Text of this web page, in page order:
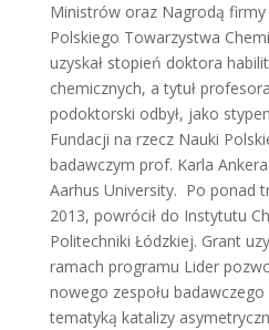
Ministrów oraz Nagrodą firmy
Polskiego Towarzystwa
uzyskał stopień doktora
chemicznych, a tytuł
podoktorski odbył, jako
Fundacji na rzecz Nauki
badawczym prof. Karla
Aarhus University. Po ponad
2013, powrócił do Instytutu
Politechniki Łódzkiej. Grant
ramach programu Lider
nowego zespołu
tematyką katalizy